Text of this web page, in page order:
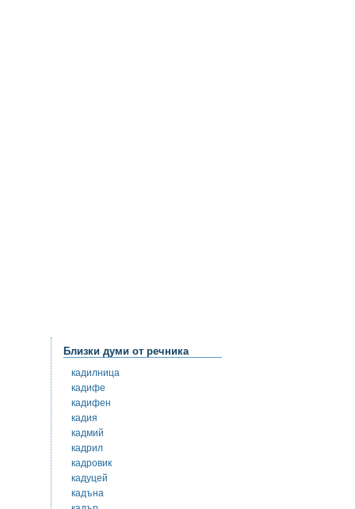
Близки думи от речника
кадилница
кадифе
кадифен
кадия
кадмий
кадрил
кадровик
кадуцей
кадъна